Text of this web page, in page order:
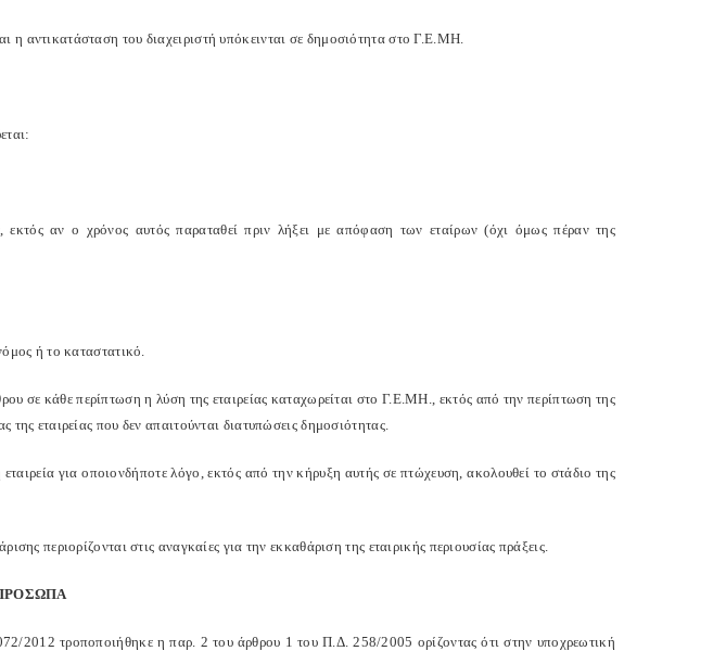
αντικατάσταση του διαχειριστή υπόκεινται σε δημοσιότητα στο Γ.Ε.ΜΗ.
εκτός αν ο χρόνος αυτός παραταθεί πριν λήξει με απόφαση των εταίρων (όχι όμως πέραν της
ή το καταστατικό.
σε κάθε περίπτωση η λύση της εταιρείας καταχωρείται στο Γ.Ε.ΜΗ., εκτός από την περίπτωση της
εταιρείας που δεν απαιτούνται διατυπώσεις δημοσιότητας.
για οποιονδήποτε λόγο, εκτός από την κήρυξη αυτής σε πτώχευση, ακολουθεί το στάδιο της
περιορίζονται στις αναγκαίες για την εκκαθάριση της εταιρικής περιουσίας πράξεις.
2012 τροποποιήθηκε η παρ. 2 του άρθρου 1 του Π.Δ. 258/2005 ορίζοντας ότι στην υποχρεωτική